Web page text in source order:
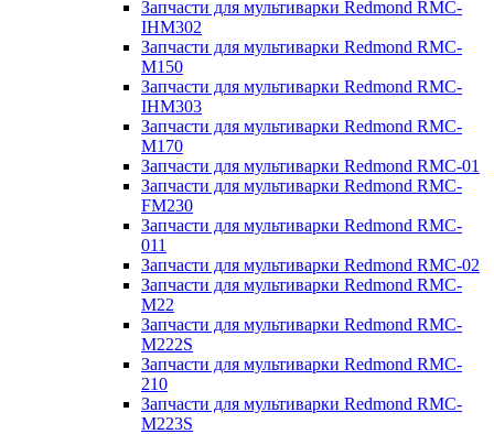
Запчасти для мультиварки Redmond RMC-
IHM302
Запчасти для мультиварки Redmond RMC-
M150
Запчасти для мультиварки Redmond RMC-
IHM303
Запчасти для мультиварки Redmond RMC-
M170
Запчасти для мультиварки Redmond RMC-01
Запчасти для мультиварки Redmond RMC-
FM230
Запчасти для мультиварки Redmond RMC-
011
Запчасти для мультиварки Redmond RMC-02
Запчасти для мультиварки Redmond RMC-
M22
Запчасти для мультиварки Redmond RMC-
M222S
Запчасти для мультиварки Redmond RMC-
210
Запчасти для мультиварки Redmond RMC-
M223S